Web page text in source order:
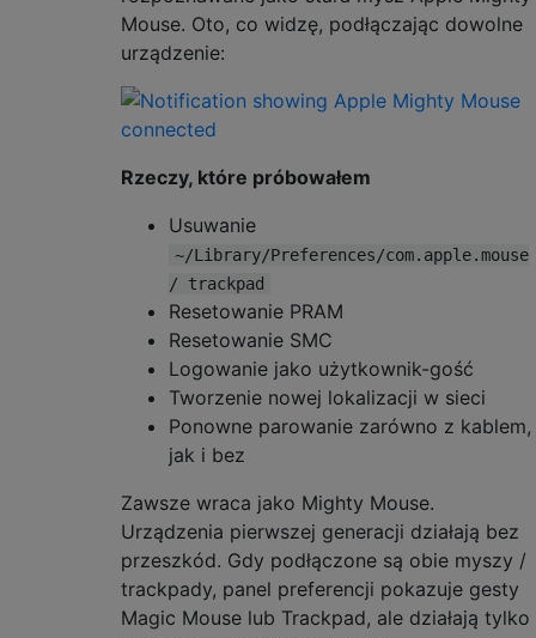
Mouse. Oto, co widzę, podłączając dowolne
urządzenie:
Rzeczy, które próbowałem
Usuwanie
~/Library/Preferences/com.apple.mouse
/ trackpad
Resetowanie PRAM
Resetowanie SMC
Logowanie jako użytkownik-gość
Tworzenie nowej lokalizacji w sieci
Ponowne parowanie zarówno z kablem,
jak i bez
Zawsze wraca jako Mighty Mouse.
Urządzenia pierwszej generacji działają bez
przeszkód. Gdy podłączone są obie myszy /
trackpady, panel preferencji pokazuje gesty
Magic Mouse lub Trackpad, ale działają tylko